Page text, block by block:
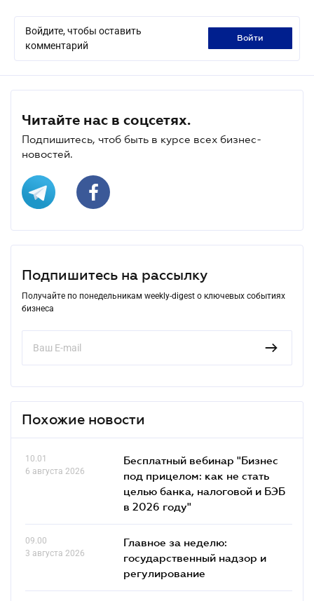
Войдите, чтобы оставить
комментарий
войти
Читайте нас в соцсетях.
Подпишитесь, чтоб быть в курсе всех бизнес-
новостей.
Подпишитесь на рассылку
Получайте по понедельникам weekly-digest о ключевых событиях
бизнеса
Похожие новости
10.01
6 августа 2026
Бесплатный вебинар "Бизнес
под прицелом: как не стать
целью банка, налоговой и БЭБ
в 2026 году"
09.00
3 августа 2026
Главное за неделю:
государственный надзор и
регулирование